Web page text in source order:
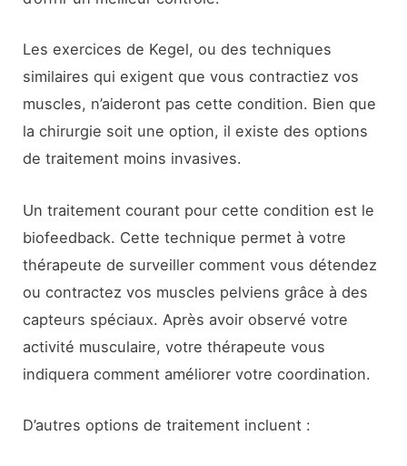
Les exercices de Kegel, ou des techniques
similaires qui exigent que vous contractiez vos
muscles, n’aideront pas cette condition. Bien que
la chirurgie soit une option, il existe des options
de traitement moins invasives.
Un traitement courant pour cette condition est le
biofeedback. Cette technique permet à votre
thérapeute de surveiller comment vous détendez
ou contractez vos muscles pelviens grâce à des
capteurs spéciaux. Après avoir observé votre
activité musculaire, votre thérapeute vous
indiquera comment améliorer votre coordination.
D’autres options de traitement incluent :